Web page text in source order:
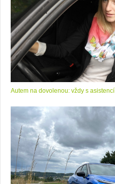
Autem na dovolenou: vždy s asistencí